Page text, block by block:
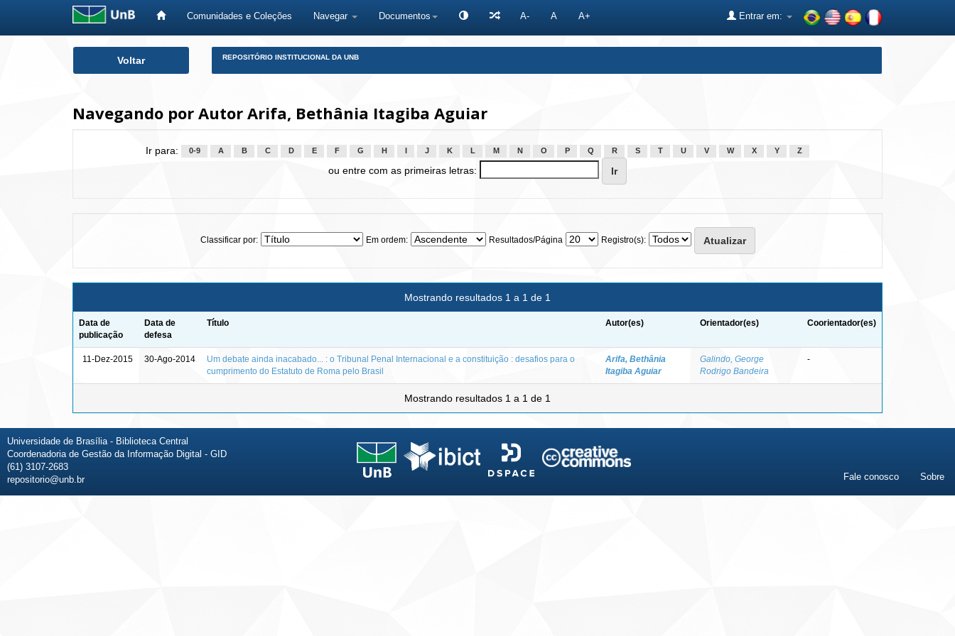
Comunidades e Coleções Navegar Documentos A- A A+ Entrar em:
Voltar REPOSITÓRIO INSTITUCIONAL DA UNB
Navegando por Autor Arifa, Bethânia Itagiba Aguiar
Ir para: 0-9 A B C D E F G H J K L M N O P Q R S T U V W X Y Z
ou entre com as primeiras letras:
Classificar por: Em ordem: Resultados/Página Registro(s):
Mostrando resultados 1 a 1 de 1
Data de
publicação
Data de
defesa
Título Autor(es) Orientador(es) Coorientador(es)
11-Dez-2015 30-Ago-2014
Um debate ainda inacabado... : o Tribunal Penal Internacional e a constituição : desafios para o
cumprimento do Estatuto de Roma pelo Brasil
Arifa, Bethânia
Itagiba Aguiar
Galindo, George
Rodrigo Bandeira
-
Mostrando resultados 1 a 1 de 1
Universidade de Brasília - Biblioteca Central
Coordenadoria de Gestão da Informação Digital - GID
(61) 3107-2683
repositorio@unb.br
Fale conosco Sobre